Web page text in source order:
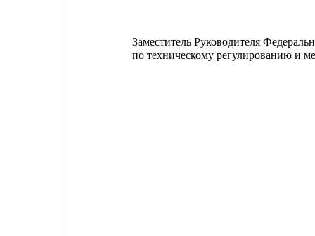
Заместитель Руководителя
по техническому регулированию и